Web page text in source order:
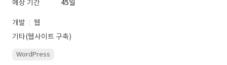
예상 기간
45일
개발
웹
기타(웹사이트 구축)
WordPress